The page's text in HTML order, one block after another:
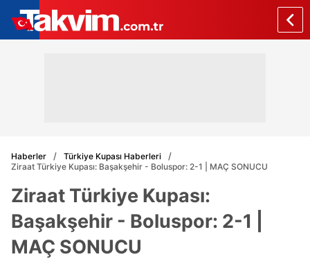
Haberler
Türkiye Kupası Haberleri
Ziraat Türkiye Kupası: Başakşehir - Boluspor: 2-1 | MAÇ SONUCU
Ziraat Türkiye Kupası:
Başakşehir - Boluspor: 2-1 |
MAÇ SONUCU